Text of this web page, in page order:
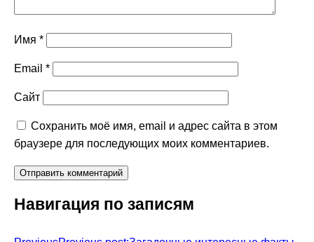
Имя *
Email *
Сайт
Сохранить моё имя, email и адрес сайта в этом
браузере для последующих моих комментариев.
Навигация по записям